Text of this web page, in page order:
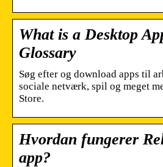
What is a Desktop
Glossary
Søg efter og download apps til
sociale netværk, spil og meget
Store.
Hvordan fungerer
app?